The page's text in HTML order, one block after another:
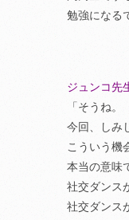
勉強になる
ジュンコ先
「そうね。
今回、しみ
こういう機
本当の意味
社交ダンス
社交ダンス